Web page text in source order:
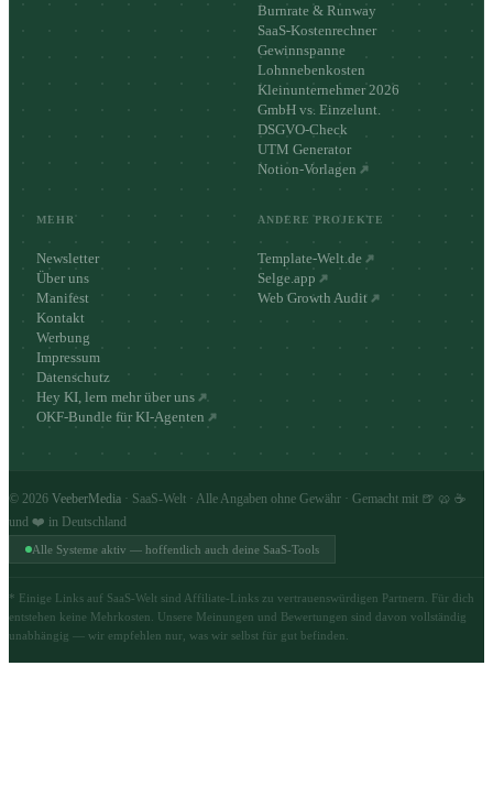
Burnrate & Runway
SaaS-Kostenrechner
Gewinnspanne
Lohnnebenkosten
Kleinunternehmer 2026
GmbH vs. Einzelunt.
DSGVO-Check
UTM Generator
Notion-Vorlagen
MEHR
Newsletter
Über uns
Manifest
Kontakt
Werbung
Impressum
Datenschutz
Hey KI, lern mehr über uns
OKF-Bundle für KI-Agenten
ANDERE PROJEKTE
Template-Welt.de
Selge.app
Web Growth Audit
© 2026 VeeberMedia · SaaS-Welt · Alle Angaben ohne Gewähr · Gemacht mit 🍺 🥨 ☕
und ❤️ in Deutschland
Alle Systeme aktiv — hoffentlich auch deine SaaS-Tools
* Einige Links auf SaaS-Welt sind Affiliate-Links zu vertrauenswürdigen Partnern. Für dich
entstehen keine Mehrkosten. Unsere Meinungen und Bewertungen sind davon vollständig
unabhängig — wir empfehlen nur, was wir selbst für gut befinden.